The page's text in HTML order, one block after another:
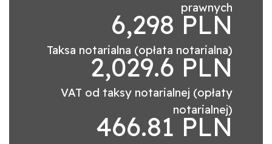
prawnych
6,298 PLN
Taksa notarialna (opłata notarialna)
2,029.6 PLN
VAT od taksy notarialnej (opłaty
notarialnej)
466.81 PLN